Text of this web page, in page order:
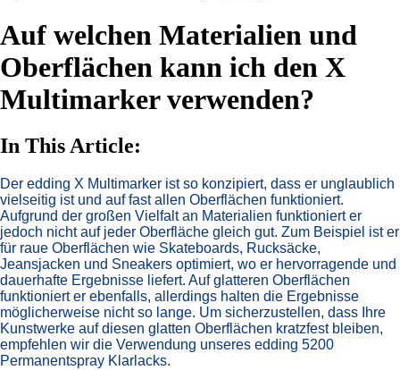
Auf welchen Materialien und
Oberflächen kann ich den X
Multimarker verwenden?​
In This Article:
Der edding X Multimarker ist so konzipiert, dass er unglaublich
vielseitig ist und auf fast allen Oberflächen funktioniert.
Aufgrund der großen Vielfalt an Materialien funktioniert er
jedoch nicht auf jeder Oberfläche gleich gut. Zum Beispiel ist er
für raue Oberflächen wie Skateboards, Rucksäcke,
Jeansjacken und Sneakers optimiert, wo er hervorragende und
dauerhafte Ergebnisse liefert. Auf glatteren Oberflächen
funktioniert er ebenfalls, allerdings halten die Ergebnisse
möglicherweise nicht so lange. Um sicherzustellen, dass Ihre
Kunstwerke auf diesen glatten Oberflächen kratzfest bleiben,
empfehlen wir die Verwendung unseres edding 5200
Permanentspray Klarlacks.​